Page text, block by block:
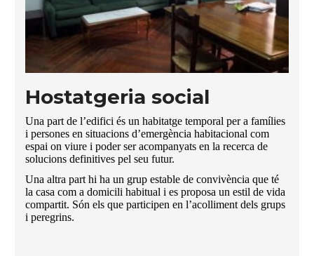
Hostatgeria social
Una part de l’edifici és un habitatge temporal per a famílies
i persones en situacions d’emergència habitacional com
espai on viure i poder ser acompanyats en la recerca de
solucions definitives pel seu futur.
Una altra part hi ha un grup estable de convivència que té
la casa com a domicili habitual i es proposa un estil de vida
compartit. Són els que participen en l’acolliment dels grups
i peregrins.